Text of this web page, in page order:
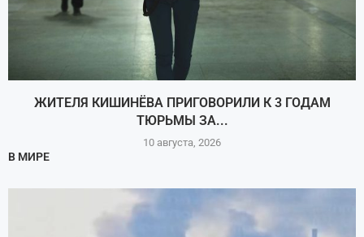
ЖИТЕЛЯ КИШИНЁВА ПРИГОВОРИЛИ К 3 ГОДАМ
ТЮРЬМЫ ЗА...
10 августа, 2026
В МИРЕ